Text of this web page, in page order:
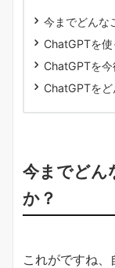
今までどんな
ChatGPTを
ChatGPTを
ChatGPTを
今までどん
か？
これがですね